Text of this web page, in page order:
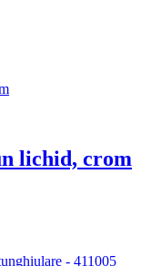
lichid, crom